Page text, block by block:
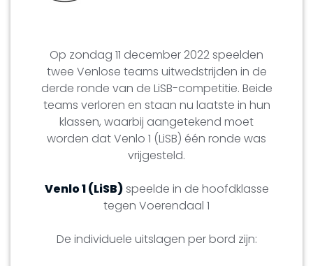
Op zondag 11 december 2022 speelden
twee Venlose teams uitwedstrijden in de
derde ronde van de LiSB-competitie. Beide
teams verloren en staan nu laatste in hun
klassen, waarbij aangetekend moet
worden dat Venlo 1 (LiSB) één ronde was
vrijgesteld.
Venlo 1 (LiSB)speelde in de hoofdklasse
tegen Voerendaal 1
De individuele uitslagen per bord zijn: